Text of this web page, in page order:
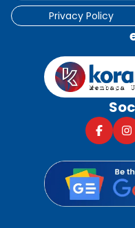
Privacy Policy